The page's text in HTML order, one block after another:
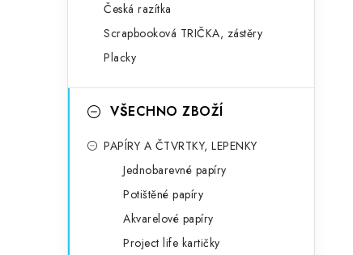
Česká razítka
Scrapbooková TRIČKA, zástěry
Placky
VŠECHNO ZBOŽÍ
PAPÍRY A ČTVRTKY, LEPENKY
Jednobarevné papíry
Potištěné papíry
Akvarelové papíry
Project life kartičky